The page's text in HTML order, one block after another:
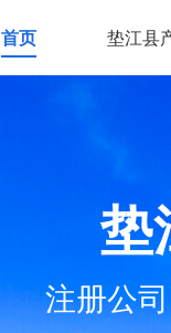
首页 垫江县
垫
注册公